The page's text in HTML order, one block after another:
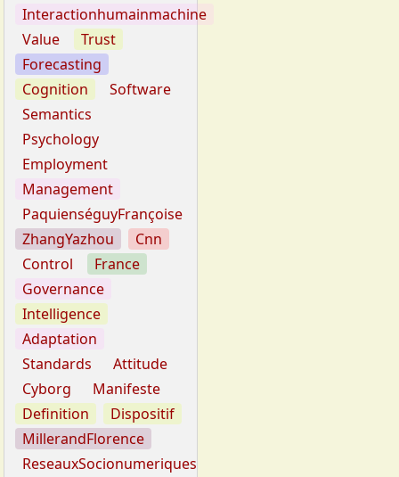
Interactionhumainmachine
Value
Trust
Forecasting
Cognition
Software
Semantics
Psychology
Employment
Management
PaquienséguyFrançoise
ZhangYazhou
Cnn
Control
France
Governance
Intelligence
Adaptation
Standards
Attitude
Cyborg
Manifeste
Definition
Dispositif
MillerandFlorence
ReseauxSocionumeriques